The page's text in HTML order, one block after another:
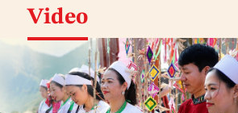
Video